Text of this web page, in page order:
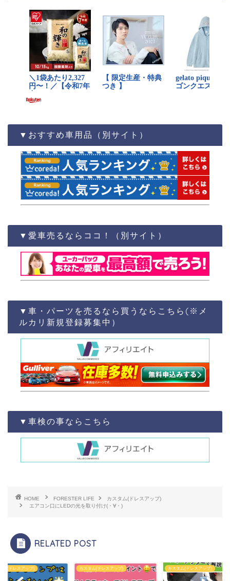
▼おすすめ車用品（別サイト）
▼愛車売るならココ！（別サイト）
▼車・パーツを売るなら買うならこちら(※メ
ルカリ新規登録募集中）
▼車検の事ならこちら
HOME FORESTER LIFE
カスタム(ドレスアップ)
エアコン口にLEDの光を取り付け(・∀・)
RELATED POST
ム(ドレスアップ) カスタム(ドレスアップ) カスタム(ドレスアップ)